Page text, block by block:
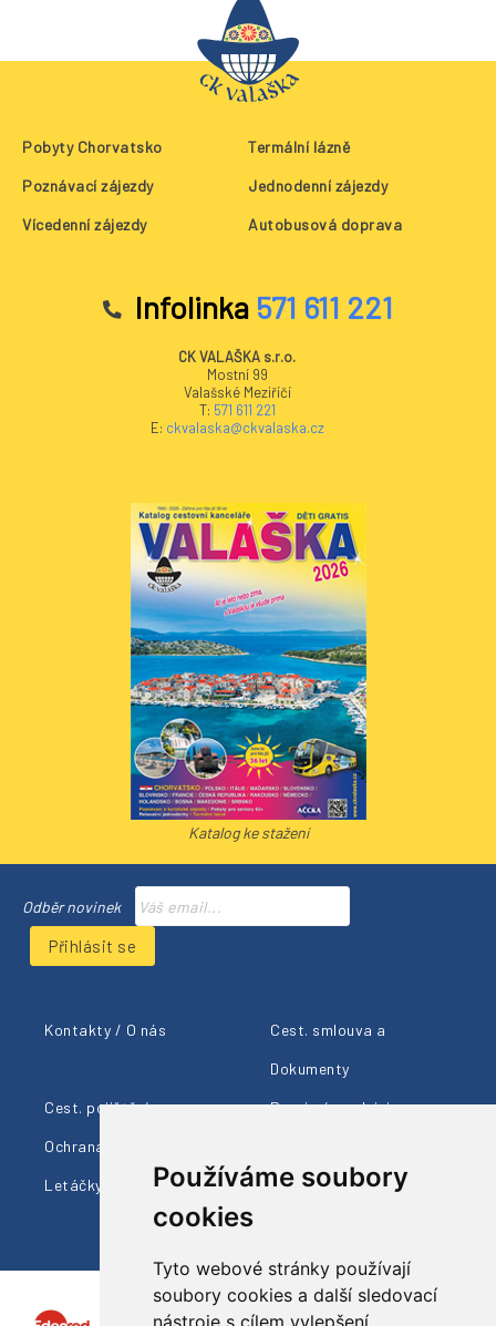
Používáme soubory
cookies
Tyto webové stránky používají
soubory cookies a další sledovací
nástroje s cílem vylepšení
Pobyty Chorvatsko Termální lázně
Poznávací zájezdy Jednodenní zájezdy
Vícedenní zájezdy Autobusová doprava
Infolinka 571 611 221
CK VALAŠKA s.r.o.
Mostní 99
Valašské Meziříčí
T: 571 611 221
E: ckvalaska@ckvalaska.cz
Katalog ke stažení
Odběr novinek
Přihlásit se
Kontakty / O nás Cest. smlouva a
Dokumenty
Cest. pojištění Provizní prodejci
Ochrana údajů
Letáčky ke stažení